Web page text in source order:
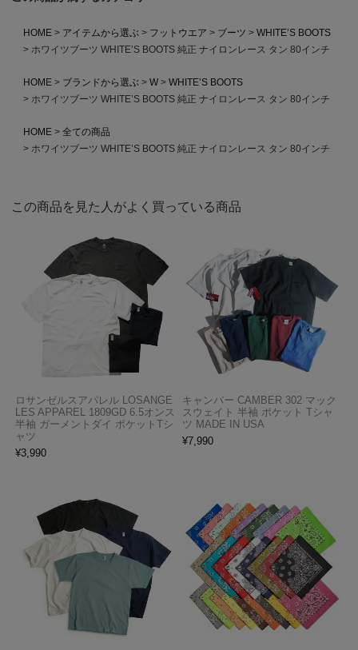
HOME アイテムから選ぶ フットウエア ブーツ
WHITE’S BOOTS
ホワイツブーツ WHITE’S BOOTS 純正 ナイロンレース タン 80インチ
HOME ブランドから選ぶ W
WHITE’S BOOTS
ホワイツブーツ WHITE’S BOOTS 純正 ナイロンレース タン 80インチ
HOME
全ての商品
ホワイツブーツ WHITE’S BOOTS 純正 ナイロンレース タン 80インチ
この商品を見た人がよく買っている商品
ロサンゼルスアパレル LOSANGE
LES APPAREL 1809GD 6.5オンス
半袖 ガーメントダイ ポケットTシ
ャツ
¥3,990
キャンバー CAMBER 302 マック
スウェイト 半袖 ポケット Tシャ
ツ MADE IN USA
¥7,990